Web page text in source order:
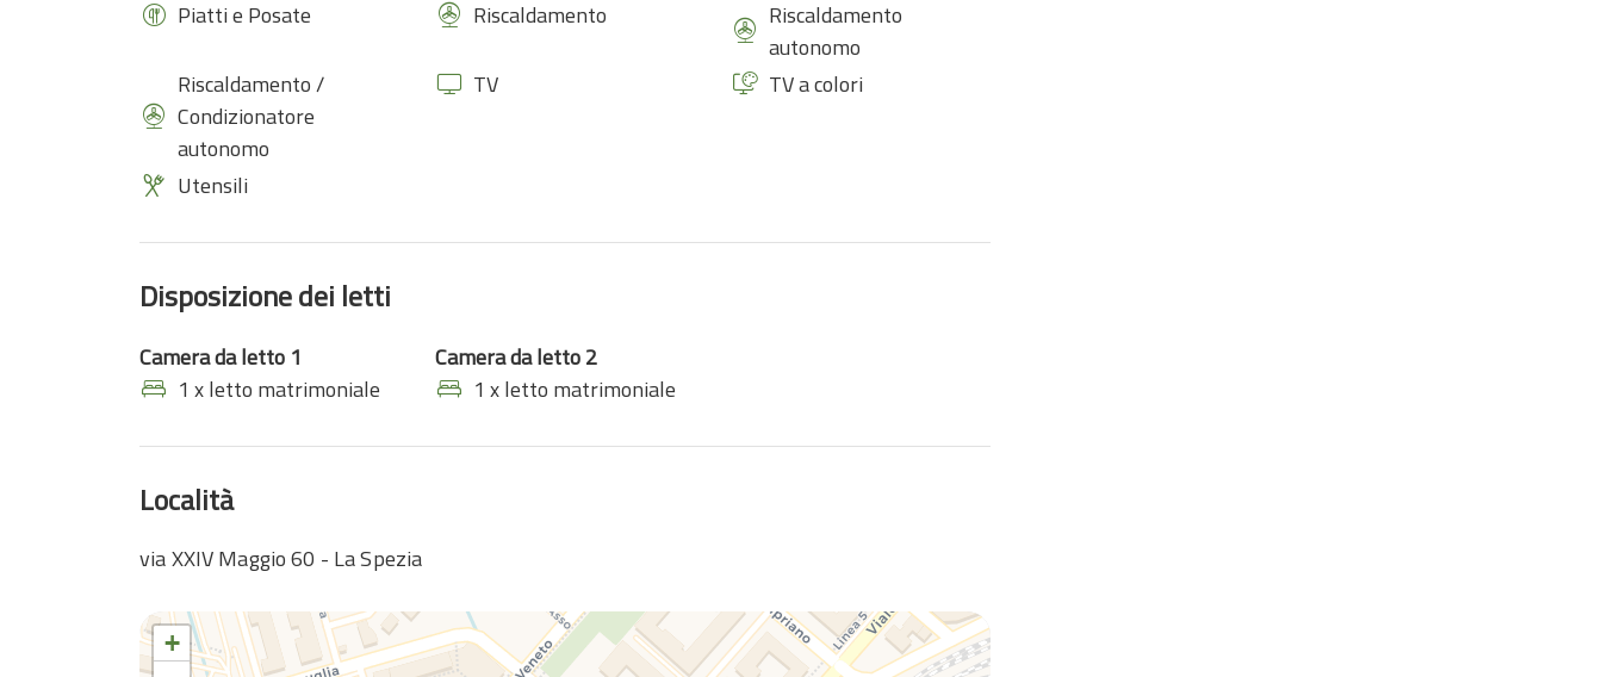
Piatti e Posate
Riscaldamento
Riscaldamento
autonomo
Riscaldamento /
Condizionatore
autonomo
TV TV a colori
Utensili
Disposizione dei letti
Camera da letto 1
1 x letto matrimoniale
Camera da letto 2
1 x letto matrimoniale
Località
via XXIV Maggio 60 - La Spezia
+